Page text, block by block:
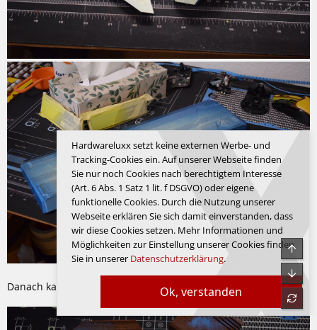
Danach kam wie gewöhnt den Rosteffekt:
Ok, verstanden
Hardwareluxx setzt keine externen Werbe- und
Tracking-Cookies ein. Auf unserer Webseite finden
Sie nur noch Cookies nach berechtigtem Interesse
(Art. 6 Abs. 1 Satz 1 lit. f DSGVO) oder eigene
funktionelle Cookies. Durch die Nutzung unserer
Webseite erklären Sie sich damit einverstanden, dass
wir diese Cookies setzen. Mehr Informationen und
Möglichkeiten zur Einstellung unserer Cookies finden
Sie in unserer Datenschutzerklärung.